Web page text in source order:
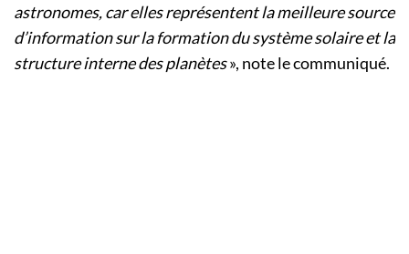
astronomes, car elles représentent la meilleure source
d’information sur la formation du système solaire et la
structure interne des planètes», note le communiqué.